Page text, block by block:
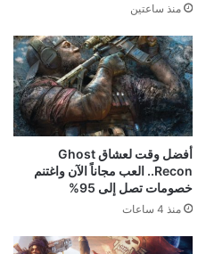
منذ ساعتين
أفضل وقت لعشاق Ghost
Recon.. العب مجاناً الآن واغتنم
خصومات تصل إلى 95%
منذ 4 ساعات